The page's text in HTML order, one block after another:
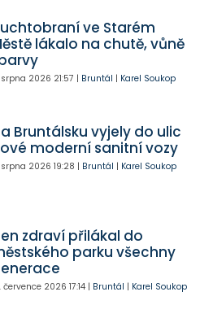
ve Starém
lákalo na chutě, vůně
srpna 2026 21:57 | Bruntál | Karel Soukop
Bruntálsku vyjely do ulic
moderní sanitní vozy
srpna 2026 19:28 | Bruntál | Karel Soukop
zdraví přilákal do
parku všechny
července 2026 17:14| Bruntál | Karel Soukop